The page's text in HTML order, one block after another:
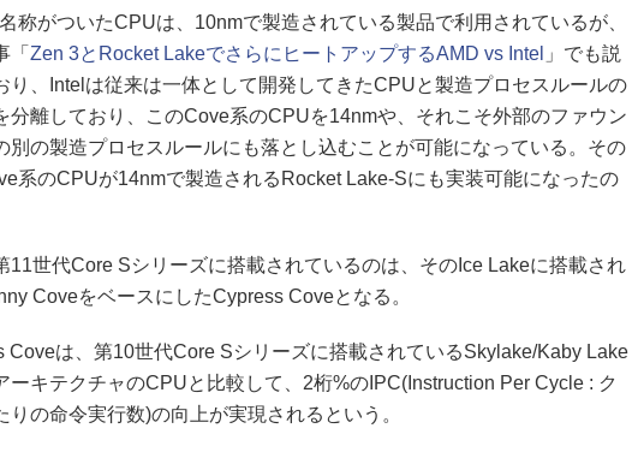
称がついたCPUは、10nmで製造されている製品で利用されているが、
「 Zen 3とRocket LakeでさらにヒートアップするAMD vs Intel 」でも説
り、Intelは従来は一体として開発してきたCPUと製造プロセスルールの
分離しており、このCove系のCPUを14nmや、それこそ外部のファウン
別の製造プロセスルールにも落とし込むことが可能になっている。その
系のCPUが14nmで製造されるRocket Lake-Sにも実装可能になったの
世代Core Sシリーズに搭載されているのは、そのIce Lakeに搭載され
CoveをベースにしたCypress Coveとなる。
は、第10世代Core Sシリーズに搭載されているSkylake/Kaby Lake
ーキテクチャのCPUと比較して、2桁%のIPC(Instruction Per Cycle : ク
りの命令実行数)の向上が実現されるという。